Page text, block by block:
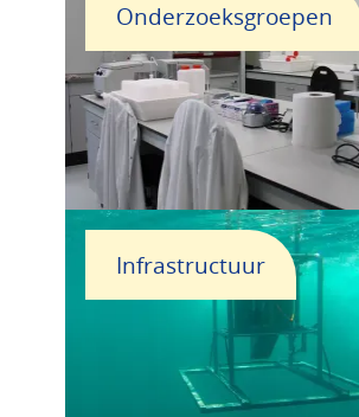
Onderzoeksgroepen
Infrastructuur